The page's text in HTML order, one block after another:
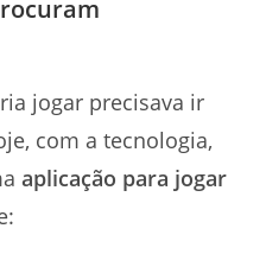
jogar precisava ir
com a tecnologia,
aplicação para jogar